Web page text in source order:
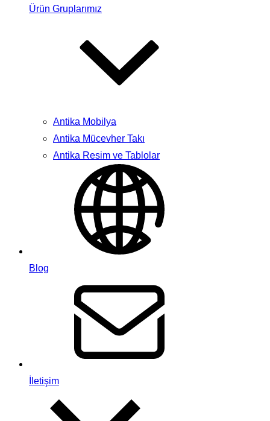
Ürün Gruplarımız
Antika Mobilya
Antika Mücevher Takı
Antika Resim ve Tablolar
Blog
İletişim